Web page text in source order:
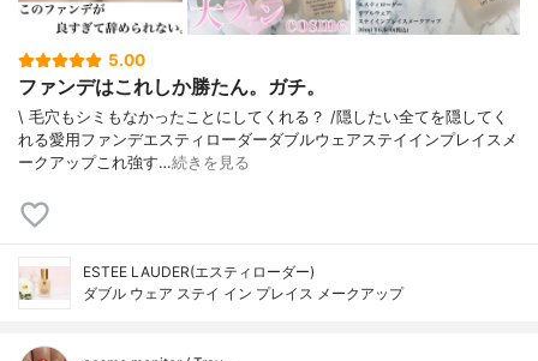
5.00
ファンデはこれしか勝たん。ガチ。
\ 毛穴もシミもなかったことにしてくれる？ /⁡⁡隠したい全てを隠してく
れる愛用ファンデ⁡エスティローダーダブルウェアステイインプレイスメ
ークアップ⁡⁡これ強す…続きを見る
ESTEE LAUDER(エスティローダー)
ダブル ウェア ステイ イン プレイス メークアップ